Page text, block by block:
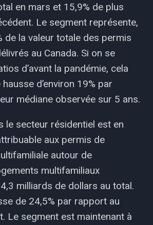
en mars et 15,9% de plus
Le segment représente,
de la valeur totale des permis
au Canada. Si on se
d’avant la pandémie, cela
d’environ 19% par
médiane observée sur 5 ans.
le secteur résidentiel est en
aux permis de
autour de
multifamiliaux
milliards de dollars au total.
de 24,5% par rapport au
Le segment est maintenant à